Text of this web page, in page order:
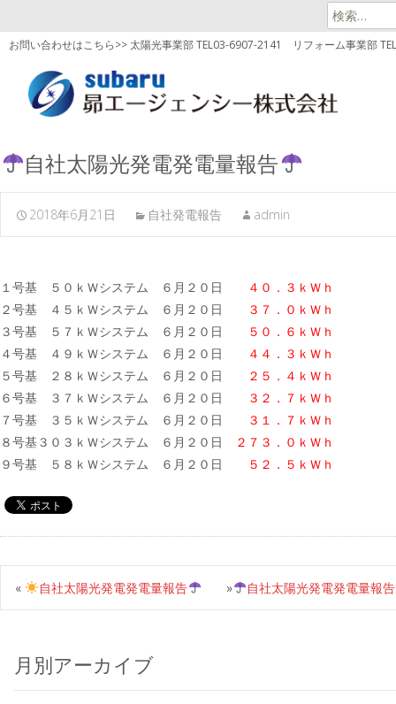
検
索:
お問い合わせはこちら>> 太陽光事業部 TEL03-6907-2141 リフォーム事業部
自社太陽光発電発電量報告
2018年6月21日 自社発電報告 admin
１号基 ５０ｋＷシステム ６月２０日
４０．３ｋＷｈ
２号基 ４５ｋＷシステム ６月２０日
３７．０ｋＷｈ
３号基 ５７ｋＷシステム ６月２０日
５０．６ｋＷｈ
４号基 ４９ｋＷシステム ６月２０日
４４．３ｋＷｈ
５号基 ２８ｋＷシステム ６月２０日
２５．４ｋＷｈ
６号基 ３７ｋＷシステム ６月２０日
３２．７ｋＷｈ
７号基 ３５ｋＷシステム ６月２０日
３１．７ｋＷｈ
８号基３０３ｋＷシステム ６月２０日
２７３．０ｋＷｈ
９号基 ５８ｋＷシステム ６月２０日
５２．５ｋＷｈ
« 自社太陽光発電発電量報告 自社太陽光発電発電量報告
»
月別アーカイブ